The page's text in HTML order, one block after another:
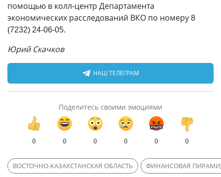
помощью в колл-центр Департамента
экономических расследований ВКО по номеру 8
(7232) 24-06-05.
Юрий Скачков
НАШ ТЕЛЕГРАМ
Поделитесь своими эмоциями
0 0 0 0 0 0
ВОСТОЧНО-КАЗАХСТАНСКАЯ ОБЛАСТЬ ФИНАНСОВАЯ